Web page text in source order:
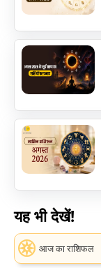
यह भी देखें!
आज का राशिफल